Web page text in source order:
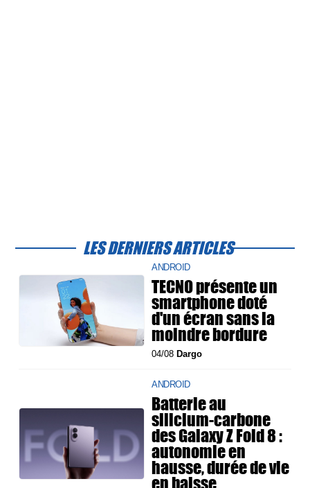
LES DERNIERS ARTICLES
ANDROID
TECNO présente un
smartphone doté
d'un écran sans la
moindre bordure
04/08 Dargo
ANDROID
Batterie au
silicium-carbone
des Galaxy Z Fold 8 :
autonomie en
hausse, durée de vie